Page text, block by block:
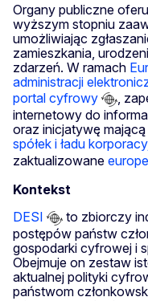
Organy publiczne
wyższym stopniu
umożliwiając
zamieszkania,
zdarzeń. W ramach
administracji
portal cyfrowy
,
internetowy do
oraz inicjatywę
spółek i ładu
zaktualizowane
Kontekst
DESI
to zbiorczy
postępów państw
gospodarki cyfrowej i
Obejmuje on zestaw
aktualnej polityki
państwom